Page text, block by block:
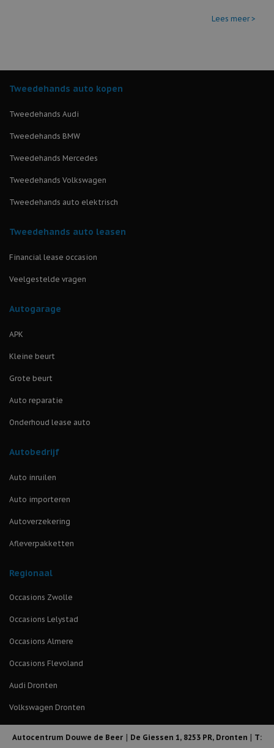
Lees meer >
Tweedehands auto kopen
Tweedehands Audi
Tweedehands BMW
Tweedehands Mercedes
Tweedehands Volkswagen
Tweedehands auto elektrisch
Tweedehands auto leasen
Financial lease occasion
Veelgestelde vragen
Autogarage
APK
Kleine beurt
Grote beurt
Auto reparatie
Onderhoud lease auto
Autobedrijf
Auto inruilen
Auto importeren
Autoverzekering
Afleverpakketten
Regionaal
Occasions Zwolle
Occasions Lelystad
Occasions Almere
Occasions Flevoland
Audi Dronten
Volkswagen Dronten
Autocentrum Douwe de Beer | De Giessen 1, 8253 PR, Dronten | T: